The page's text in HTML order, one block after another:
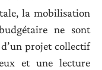
la mobilisation
ne sont
projet collectif
et une lecture